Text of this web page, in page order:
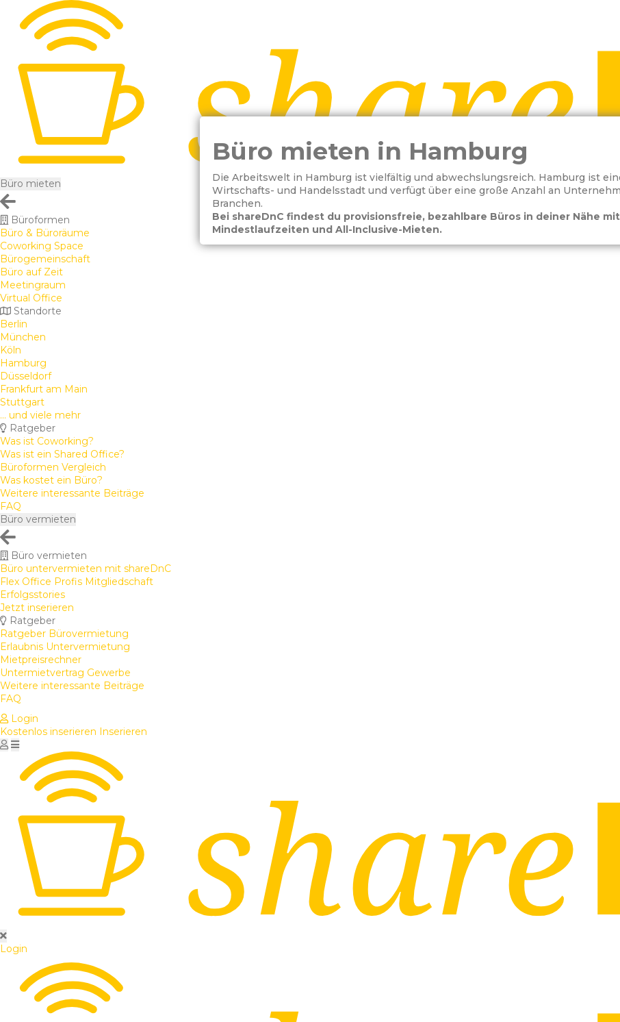
Büro mieten
Büroformen
Büro & Büroräume
Coworking Space
Bürogemeinschaft
Büro auf Zeit
Meetingraum
Virtual Office
Standorte
Berlin
München
Köln
Hamburg
Düsseldorf
Frankfurt am Main
Stuttgart
... und viele mehr
Ratgeber
Was ist Coworking?
Was ist ein Shared Office?
Büroformen Vergleich
Was kostet ein Büro?
Weitere interessante Beiträge
FAQ
Büro vermieten
Büro vermieten
Büro untervermieten mit shareDnC
Flex Office Profis Mitgliedschaft
Erfolgsstories
Jetzt inserieren
Ratgeber
Ratgeber Bürovermietung
Erlaubnis Untervermietung
Mietpreisrechner
Untermietvertrag Gewerbe
Weitere interessante Beiträge
FAQ
Login
Kostenlos inserieren Inserieren
Login
Büro mieten in Hamburg
Die Arbeitswelt in Hamburg ist vielfältig und abwechslungsreich. Hamburg ist
Wirtschafts- und Handelsstadt und verfügt über eine große Anzahl an
Branchen.
Bei shareDnC findest du provisionsfreie, bezahlbare Büros in deiner Nähe
Mindestlaufzeiten und All-Inclusive-Mieten.